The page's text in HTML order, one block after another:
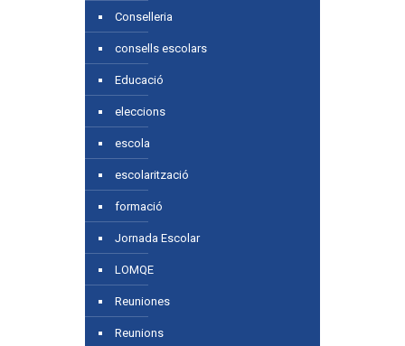
Conselleria
consells escolars
Educació
eleccions
escola
escolarització
formació
Jornada Escolar
LOMQE
Reuniones
Reunions